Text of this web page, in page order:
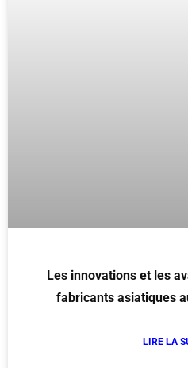
Les innovations et les
fabricants asiatiques
LIRE LA